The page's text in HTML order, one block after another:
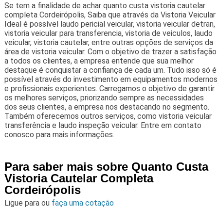
Se tem a finalidade de achar quanto custa vistoria cautelar
completa Cordeirópolis, Saiba que através da Vistoria Veicular
Ideal é possível laudo pericial veicular, vistoria veicular detran,
vistoria veicular para transferencia, vistoria de veiculos, laudo
veicular, vistoria cautelar, entre outras opções de serviços da
área de vistoria veicular. Com o objetivo de trazer a satisfação
a todos os clientes, a empresa entende que sua melhor
destaque é conquistar a confiança de cada um. Tudo isso só é
possível através do investimento em equipamentos modernos
e profissionais experientes. Carregamos o objetivo de garantir
os melhores serviços, priorizando sempre as necessidades
dos seus clientes, a empresa nos destacando no segmento.
Também oferecemos outros serviços, como vistoria veicular
transferência e laudo inspeção veicular. Entre em contato
conosco para mais informações.
Para saber mais sobre Quanto Custa
Vistoria Cautelar Completa
Cordeirópolis
Ligue para ou faça uma cotação